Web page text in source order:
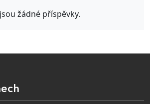
žádné příspěvky.